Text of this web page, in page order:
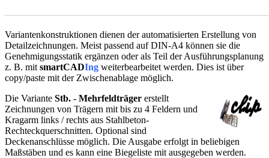
Variantenkonstruktionen dienen der automatisierten Erstellung von
Detailzeichnungen. Meist passend auf DIN-A4 können sie die
Genehmigungsstatik ergänzen oder als Teil der Ausführungsplanung
z. B. mit smartCADIng weiterbearbeitet werden. Dies ist über
copy/paste mit der Zwischenablage möglich.
Die Variante Stb. - Mehrfeldträger erstellt
Zeichnungen von Trägern mit bis zu 4 Feldern und
Kragarm links / rechts aus Stahlbeton-
Rechteckquerschnitten. Optional sind
Deckenanschlüsse möglich. Die Ausgabe erfolgt in beliebigen
Maßstäben und es kann eine Biegeliste mit ausgegeben werden.